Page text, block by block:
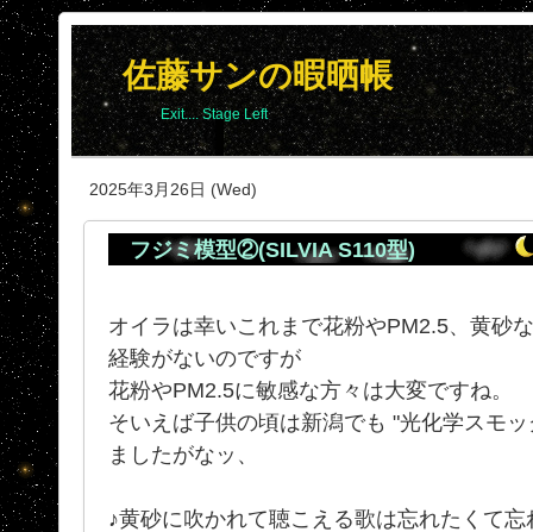
佐藤サンの暇晒帳
Exit.... Stage Left
2025年3月26日 (Wed)
フジミ模型②(SILVIA S110型)
オイラは幸いこれまで花粉やPM2.5、黄砂
経験がないのですが
花粉やPM2.5に敏感な方々は大変ですね。
そいえば子供の頃は新潟でも "光化学スモ
ましたがなッ、
♪黄砂に吹かれて聴こえる歌は忘れたくて